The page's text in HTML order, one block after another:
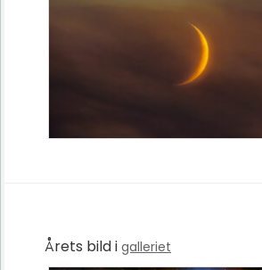
Årets bild i galleriet